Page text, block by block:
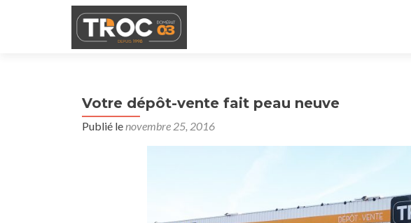
Votre dépôt-vente fait peau neuve
Publié lenovembre 25, 2016